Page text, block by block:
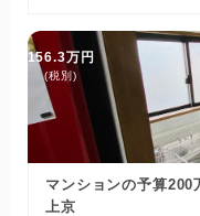
156.3万円
(税別)
マンションの予算200
上京